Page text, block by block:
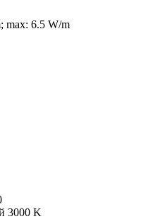
max: 6.5 W/m
3000 K